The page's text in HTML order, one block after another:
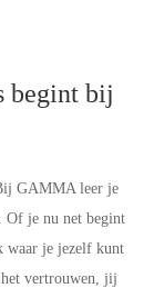
begint bij
GAMMA leer je
Of je nu net begint
waar je jezelf kunt
vertrouwen, jij